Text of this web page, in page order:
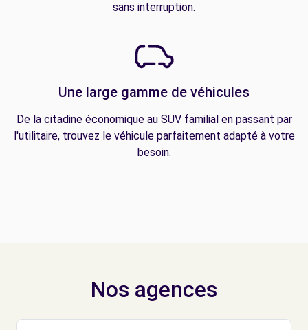
sans interruption.
Une large gamme de véhicules
De la citadine économique au SUV familial en passant par
l'utilitaire, trouvez le véhicule parfaitement adapté à votre
besoin.
Nos agences